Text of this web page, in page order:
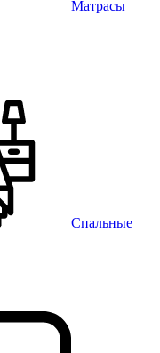
Матрасы
Спальные